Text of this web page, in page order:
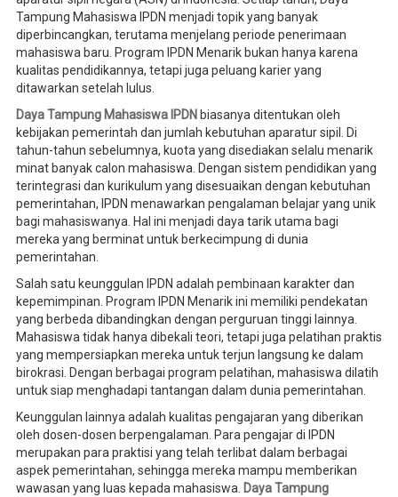
Tampung Mahasiswa IPDN menjadi topik yang banyak
diperbincangkan, terutama menjelang periode penerimaan
mahasiswa baru. Program IPDN Menarik bukan hanya karena
kualitas pendidikannya, tetapi juga peluang karier yang
ditawarkan setelah lulus.
Daya Tampung Mahasiswa IPDNbiasanya ditentukan oleh
kebijakan pemerintah dan jumlah kebutuhan aparatur sipil. Di
tahun-tahun sebelumnya, kuota yang disediakan selalu menarik
minat banyak calon mahasiswa. Dengan sistem pendidikan yang
terintegrasi dan kurikulum yang disesuaikan dengan kebutuhan
pemerintahan, IPDN menawarkan pengalaman belajar yang unik
bagi mahasiswanya. Hal ini menjadi daya tarik utama bagi
mereka yang berminat untuk berkecimpung di dunia
pemerintahan.
Salah satu keunggulan IPDN adalah pembinaan karakter dan
kepemimpinan. Program IPDN Menarik ini memiliki pendekatan
yang berbeda dibandingkan dengan perguruan tinggi lainnya.
Mahasiswa tidak hanya dibekali teori, tetapi juga pelatihan praktis
yang mempersiapkan mereka untuk terjun langsung ke dalam
birokrasi. Dengan berbagai program pelatihan, mahasiswa dilatih
untuk siap menghadapi tantangan dalam dunia pemerintahan.
Keunggulan lainnya adalah kualitas pengajaran yang diberikan
oleh dosen-dosen berpengalaman. Para pengajar di IPDN
merupakan para praktisi yang telah terlibat dalam berbagai
aspek pemerintahan, sehingga mereka mampu memberikan
wawasan yang luas kepada mahasiswa. Daya Tampung